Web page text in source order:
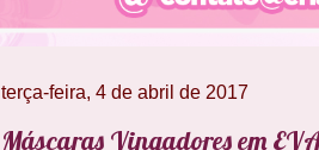
terça-feira, 4 de abril de 2017
Máscaras Vingadores em